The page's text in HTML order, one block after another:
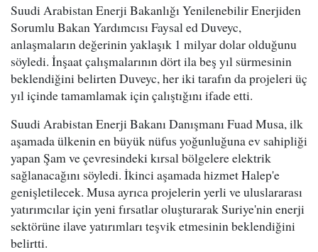
Suudi Arabistan Enerji Bakanlığı Yenilenebilir Enerjiden
Sorumlu Bakan Yardımcısı Faysal ed Duveyc,
anlaşmaların değerinin yaklaşık 1 milyar dolar olduğunu
söyledi. İnşaat çalışmalarının dört ila beş yıl sürmesinin
beklendiğini belirten Duveyc, her iki tarafın da projeleri üç
yıl içinde tamamlamak için çalıştığını ifade etti.
Suudi Arabistan Enerji Bakanı Danışmanı Fuad Musa, ilk
aşamada ülkenin en büyük nüfus yoğunluğuna ev sahipliği
yapan Şam ve çevresindeki kırsal bölgelere elektrik
sağlanacağını söyledi. İkinci aşamada hizmet Halep'e
genişletilecek. Musa ayrıca projelerin yerli ve uluslararası
yatırımcılar için yeni fırsatlar oluşturarak Suriye'nin enerji
sektörüne ilave yatırımları teşvik etmesinin beklendiğini
belirtti.